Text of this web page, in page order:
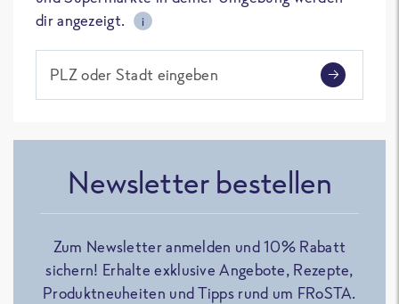
dir angezeigt.
i
PLZ oder Stadt eingeben
Newsletter bestellen
Zum Newsletter anmelden und 10% Rabatt
sichern! Erhalte exklusive Angebote, Rezepte,
Produktneuheiten und Tipps rund um FRoSTA.